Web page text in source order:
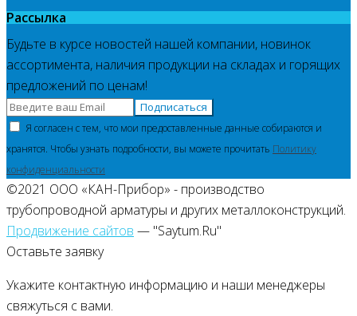
Рассылка
Будьте в курсе новостей нашей компании, новинок
ассортимента, наличия продукции на складах и горящих
предложений по ценам!
Подписаться
Я согласен с тем, что мои предоставленные данные собираются и
хранятся. Чтобы узнать подробности, вы можете прочитать Политику
конфиденциальности
©2021 ООО «КАН-Прибор» - производство
трубопроводной арматуры и других металлоконструкций.
Продвижение сайтов — "Saytum.Ru"
Оставьте заявку
Укажите контактную информацию и наши менеджеры
свяжуться с вами.